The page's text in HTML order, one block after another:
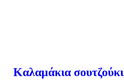
Καλαμάκια σουτζούκι